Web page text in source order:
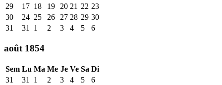
29
17 18 19 20 21 22 23
30
24 25 26 27 28 29 30
31
31 1 2 3 4 5 6
août 1854
Sem Lu Ma Me Je Ve Sa Di
31
31 1 2 3 4 5
6